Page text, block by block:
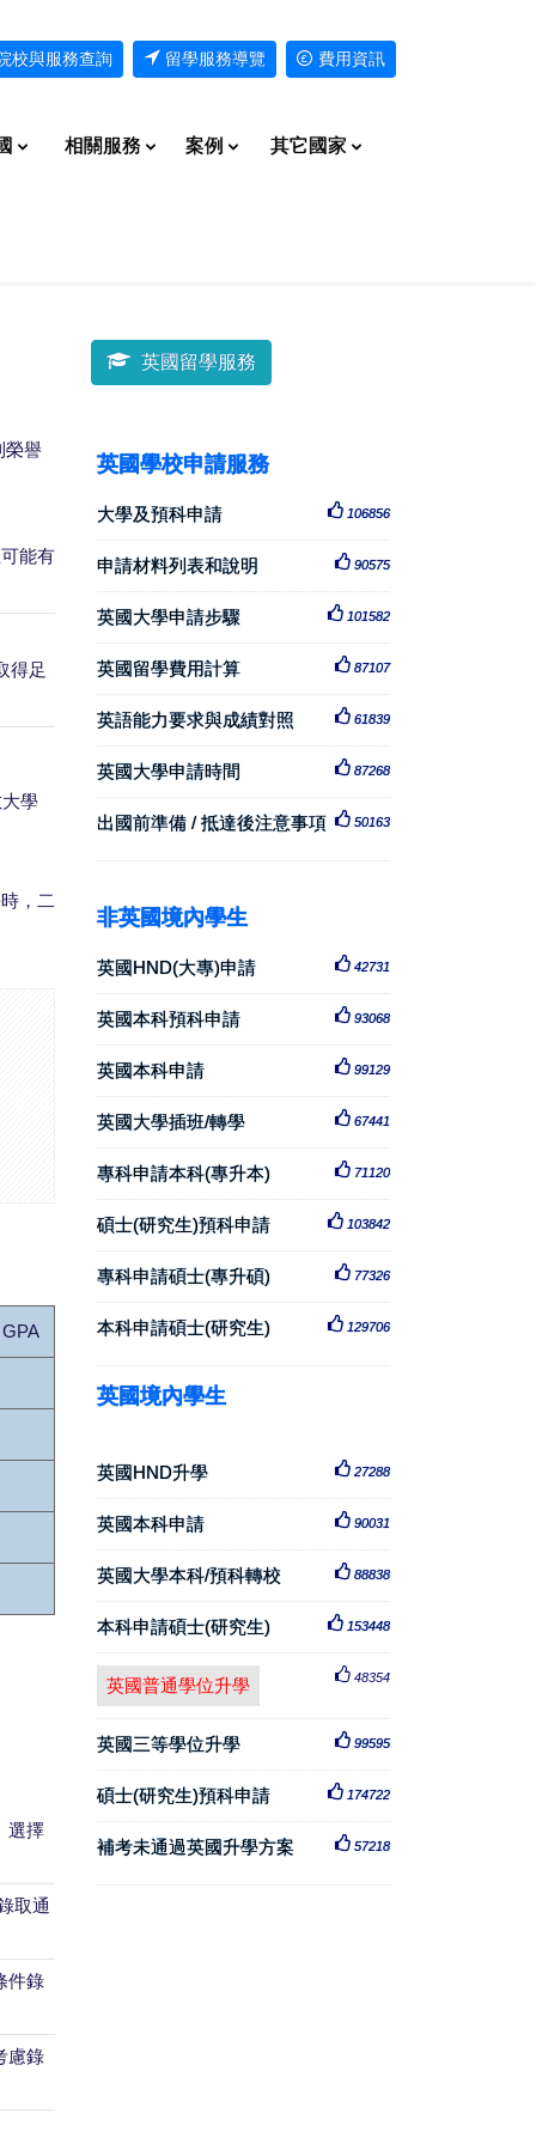
校與服務查詢 留學服務導覽 費用資訊
相關服務 案例 其它國家
榮譽
能有
得足
學
，二
選擇
取通
件錄
慮錄
英國留學服務
英國學校申請服務
大學及預科申請 106856
申請材料列表和說明 90575
英國大學申請步驟 101582
英國留學費用計算 87107
英語能力要求與成績對照 61839
英國大學申請時間 87268
出國前準備 / 抵達後注意事項 50163
非英國境內學生
英國HND(大專)申請 42731
英國本科預科申請 93068
英國本科申請 99129
英國大學插班/轉學 67441
專科申請本科(專升本) 71120
碩士(研究生)預科申請 103842
專科申請碩士(專升碩) 77326
本科申請碩士(研究生) 129706
英國境內學生
英國HND升學 27288
英國本科申請 90031
英國大學本科/預科轉校 88838
本科申請碩士(研究生) 153448
英國普通學位升學 48354
英國三等學位升學 99595
碩士(研究生)預科申請 174722
補考未通過英國升學方案 57218